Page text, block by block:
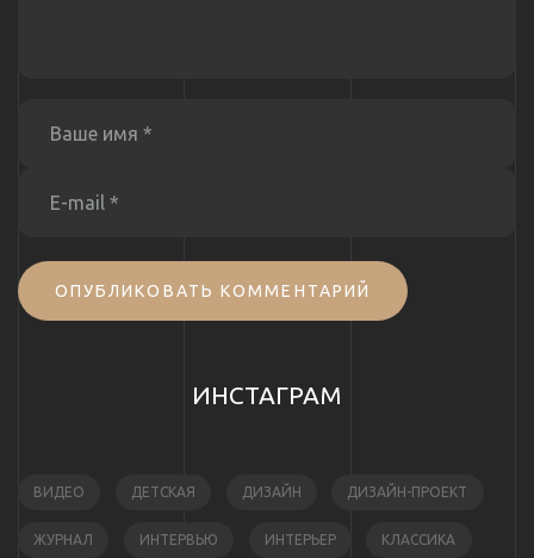
ОПУБЛИКОВАТЬ КОММЕНТАРИЙ
ИНСТАГРАМ
ВИДЕО ДЕТСКАЯ ДИЗАЙН ДИЗАЙН-ПРОЕКТ
ЖУРНАЛ ИНТЕРВЬЮ ИНТЕРЬЕР КЛАССИКА